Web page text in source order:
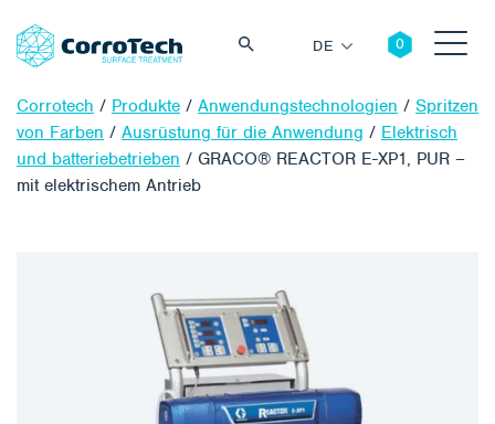
DE
Corrotech / Produkte / Anwendungstechnologien / Spritzen
von Farben / Ausrüstung für die Anwendung / Elektrisch
und batteriebetrieben / GRACO® REACTOR E-XP1, PUR –
mit elektrischem Antrieb